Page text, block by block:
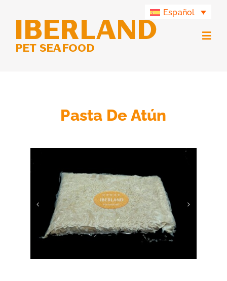
contenido
Español
Grupo IberlandPasta De Atún